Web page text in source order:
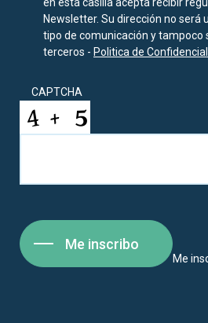
Newsletter. Su dirección no será
tipo de comunicación y tampoco
terceros - Politica de
CAPTCHA
Me inscribo
Me